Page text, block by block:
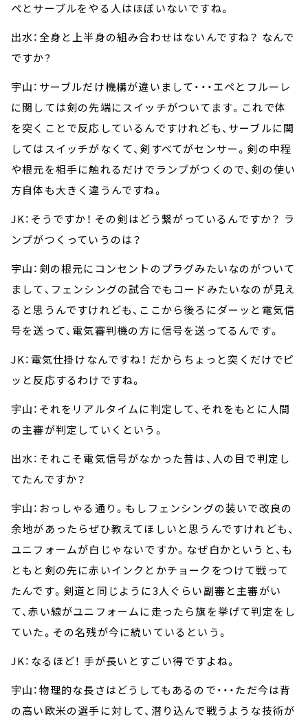
ペとサーブルをやる人はほぼいないですね。
出水：全身と上半身の組み合わせはないんですね？ なんで
ですか?
宇山：サーブルだけ機構が違いまして・・・エペとフルーレ
に関しては剣の先端にスイッチがついてます。これで体
を突くことで反応しているんですけれども、サーブルに関
してはスイッチがなくて、剣すべてがセンサー。剣の中程
や根元を相手に触れるだけでランプがつくので、剣の使い
方自体も大きく違うんですね。
JK：そうですか！ その剣はどう繋がっているんですか？ ラ
ンプがつくっていうのは？
宇山：剣の根元にコンセントのプラグみたいなのがついて
まして、フェンシングの試合でもコードみたいなのが見え
ると思うんですけれども、ここから後ろにダーッと電気信
号を送って、電気審判機の方に信号を送ってるんです。
JK：電気仕掛けなんですね！ だからちょっと突くだけでピ
ッと反応するわけですね。
宇山：それをリアルタイムに判定して、それをもとに人間
の主審が判定していくという。
出水：それこそ電気信号がなかった昔は、人の目で判定し
てたんですか？
宇山：おっしゃる通り。もしフェンシングの装いで改良の
余地があったらぜひ教えてほしいと思うんですけれども、
ユニフォームが白じゃないですか。なぜ白かというと、も
ともと剣の先に赤いインクとかチョークをつけて戦って
たんです。剣道と同じように3人ぐらい副審と主審がい
て、赤い線がユニフォームに走ったら旗を挙げて判定をし
ていた。その名残が今に続いているという。
JK：なるほど！ 手が長いとすごい得ですよね。
宇山：物理的な長さはどうしてもあるので・・・ただ今は背
の高い欧米の選手に対して、潜り込んで戦うような技術が